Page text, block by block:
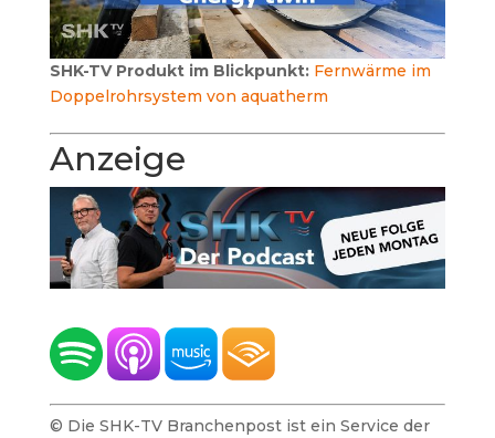
SHK-TV Produkt im Blickpunkt: Fernwärme im
Doppelrohrsystem von aquatherm
Anzeige
© Die SHK-TV Branchenpost ist ein Service der